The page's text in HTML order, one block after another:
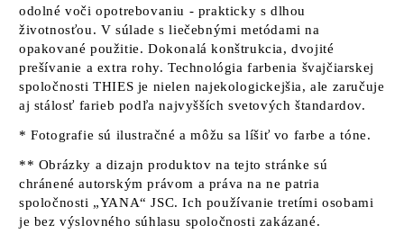
odolné voči opotrebovaniu - prakticky s dlhou
životnosťou. V súlade s liečebnými metódami na
opakované použitie. Dokonalá konštrukcia, dvojité
prešívanie a extra rohy. Technológia farbenia švajčiarskej
spoločnosti THIES je nielen najekologickejšia, ale zaručuje
aj stálosť farieb podľa najvyšších svetových štandardov.
* Fotografie sú ilustračné a môžu sa líšiť vo farbe a tóne.
** Obrázky a dizajn produktov na tejto stránke sú
chránené autorským právom a práva na ne patria
spoločnosti „YANA“ JSC. Ich používanie tretími osobami
je bez výslovného súhlasu spoločnosti zakázané.